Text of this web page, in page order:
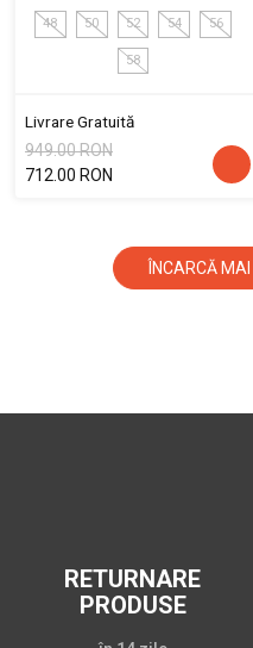
48 50 52 54 56
58
Livrare Gratuită
949.00 RON
712.00 RON
ÎNCARCĂ
RETURNARE
PRODUSE